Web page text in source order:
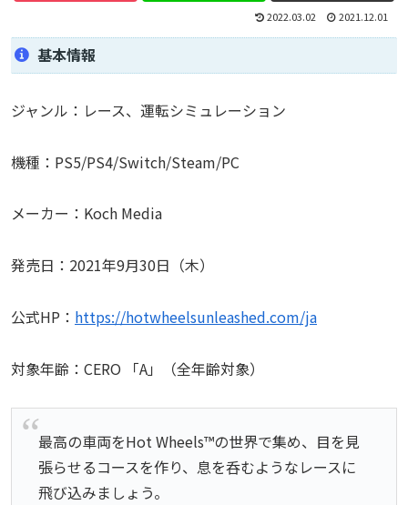
2022.03.02 2021.12.01
基本情報
ジャンル：レース、運転シミュレーション
機種：PS5/PS4/Switch/Steam/PC
メーカー：Koch Media
発売日：2021年9月30日（木）
公式HP： https://hotwheelsunleashed.com/ja
対象年齢：CERO 「A」（全年齢対象）
最高の車両をHot Wheels™の世界で集め、目を見
張らせるコースを作り、息を呑むようなレースに
飛び込みましょう。